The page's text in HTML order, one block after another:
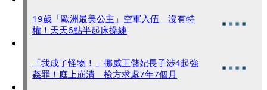
19歲「歐洲最美公主」空軍入伍 沒有特
權！天天6點半起床操練
「我成了怪物！」挪威王儲妃長子涉4起強
姦罪！庭上崩潰 檢方求處7年7個月